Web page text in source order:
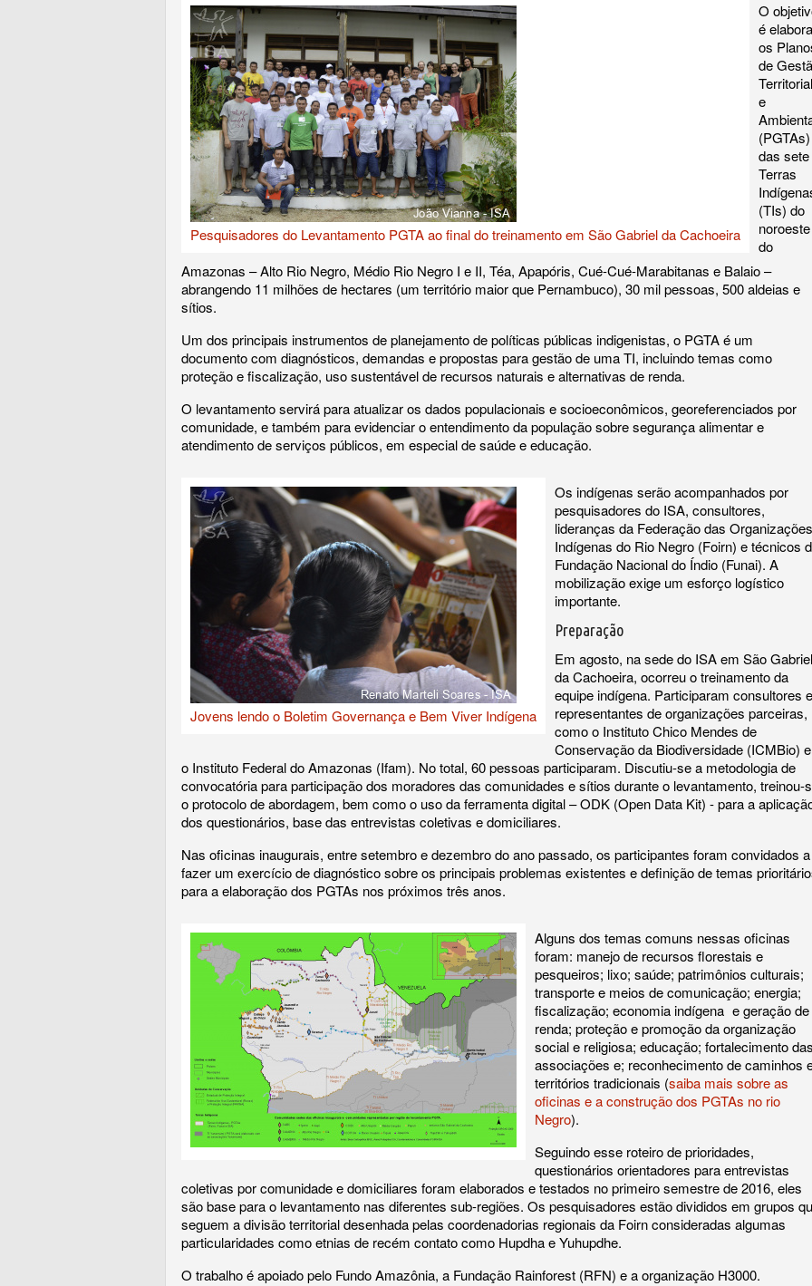
Pesquisadores do Levantamento PGTA ao final do treinamento em São Gabriel da Cachoeira
O
é
os
de
Territorial
e
(PGTAs)
das sete
Terras
(TIs) do
noroeste
do
Amazonas – Alto Rio Negro, Médio Rio Negro I e II, Téa, Apapóris, Cué-Cué-Marabitanas e Balaio –
abrangendo 11 milhões de hectares (um território maior que Pernambuco), 30 mil pessoas, 500 aldeias e
sítios.
Um dos principais instrumentos de planejamento de políticas públicas indigenistas, o PGTA é um
documento com diagnósticos, demandas e propostas para gestão de uma TI, incluindo temas como
proteção e fiscalização, uso sustentável de recursos naturais e alternativas de renda.
O levantamento servirá para atualizar os dados populacionais e socioeconômicos, georeferenciados por
comunidade, e também para evidenciar o entendimento da população sobre segurança alimentar e
atendimento de serviços públicos, em especial de saúde e educação.
Jovens lendo o Boletim Governança e Bem Viver Indígena
Os indígenas serão acompanhados por
pesquisadores do ISA, consultores,
lideranças da Federação das Organizações
Indígenas do Rio Negro (Foirn) e técnicos
Fundação Nacional do Índio (Funai). A
mobilização exige um esforço logístico
importante.
Preparação
Em agosto, na sede do ISA em São Gabriel
da Cachoeira, ocorreu o treinamento da
equipe indígena. Participaram consultores e
representantes de organizações parceiras,
como o Instituto Chico Mendes de
Conservação da Biodiversidade (ICMBio) e
o Instituto Federal do Amazonas (Ifam). No total, 60 pessoas participaram. Discutiu-se a metodologia de
convocatória para participação dos moradores das comunidades e sítios durante o levantamento, treinou-
o protocolo de abordagem, bem como o uso da ferramenta digital – ODK (Open Data Kit) - para a
dos questionários, base das entrevistas coletivas e domiciliares.
Nas oficinas inaugurais, entre setembro e dezembro do ano passado, os participantes foram convidados a
fazer um exercício de diagnóstico sobre os principais problemas existentes e definição de temas
para a elaboração dos PGTAs nos próximos três anos.
Alguns dos temas comuns nessas oficinas
foram: manejo de recursos florestais e
pesqueiros; lixo; saúde; patrimônios culturais;
transporte e meios de comunicação; energia;
fiscalização; economia indígena e geração de
renda; proteção e promoção da organização
social e religiosa; educação; fortalecimento
associações e; reconhecimento de caminhos
territórios tradicionais (saiba mais sobre as
oficinas e a construção dos PGTAs no rio
Negro).
Seguindo esse roteiro de prioridades,
questionários orientadores para entrevistas
coletivas por comunidade e domiciliares foram elaborados e testados no primeiro semestre de 2016, eles
são base para o levantamento nas diferentes sub-regiões. Os pesquisadores estão divididos em grupos
seguem a divisão territorial desenhada pelas coordenadorias regionais da Foirn consideradas algumas
particularidades como etnias de recém contato como Hupdha e Yuhupdhe.
O trabalho é apoiado pelo Fundo Amazônia, a Fundação Rainforest (RFN) e a organização H3000.